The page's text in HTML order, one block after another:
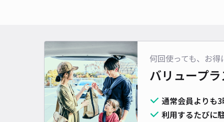
何回使っても、お得
バリュープ
通常会員よりも
利用するたびに